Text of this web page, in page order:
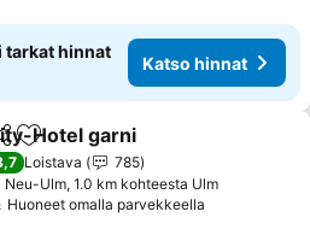
tarkat hinnat
Katso hinnat
Lisää suosikkeihin
Hotel garni
Loistava
785
Neu-Ulm, 1.0 km kohteesta Ulm
Huoneet omalla parvekkeella